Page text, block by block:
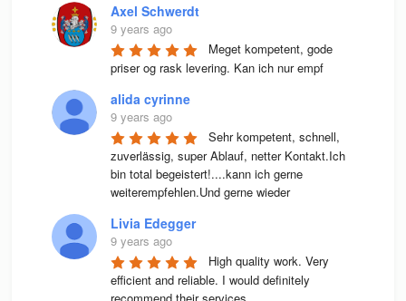
Axel Schwerdt
9 years ago
Meget kompetent, gode
priser og rask levering. Kan ich nur empf
alida cyrinne
9 years ago
Sehr kompetent, schnell,
zuverlässig, super Ablauf, netter Kontakt.Ich
bin total begeistert!....kann ich gerne
weiterempfehlen.Und gerne wieder
Livia Edegger
9 years ago
High quality work. Very
efficient and reliable. I would definitely